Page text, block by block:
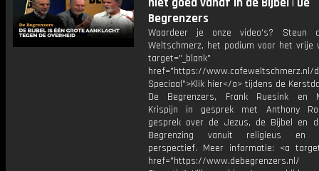
Begrenzers
Waardeer je onze video's? Steun
Weltschmerz, het podium voor het vrije
target="_blank"
href="https://www.cafeweltschmerz.nl/
Speciaal">Klik hier</a> tijdens de
De Begrenzers, Frank Ruesink en
Krispijn in gesprek met Anthony
gesprek over de Jezus, de Bijbel en
Begrenzing vanuit religieus en
perspectief. Meer informatie: <a
href="https://www.debegrenzers.nl/